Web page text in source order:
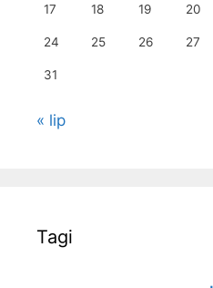
17 18 19 20
24 25 26 27
31
« lip
Tagi